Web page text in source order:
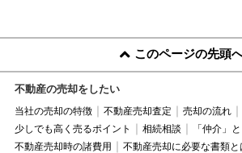
このページの先頭
不動産の売却をしたい
当社の売却の特徴 不動産売却査定
売却の流れ
少しでも高く売るポイント
相続相談
「仲介」
不動産売却時の諸費用
不動産売却に必要な書類と